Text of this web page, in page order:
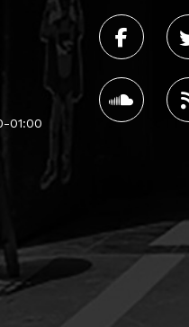
01:00